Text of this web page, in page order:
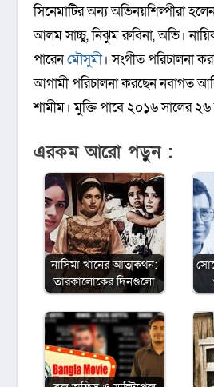
সিনেমাটির অন্য অভিনয়শিল্পীরা
আলম সাচ্চু, নিঝুম রুবিনা, অভি।
পারেনমৌসুমী। সংগীত পরিচালনা
আগামী পরিচালনা করছেন নবাগত
শামীম। মুক্তি পাবে ২০১৬ সালের ২৬
এরকম আরো পড়ুন :
নাসিমা খানের আত্মকথন:
তারকালোকের দিনগুলো